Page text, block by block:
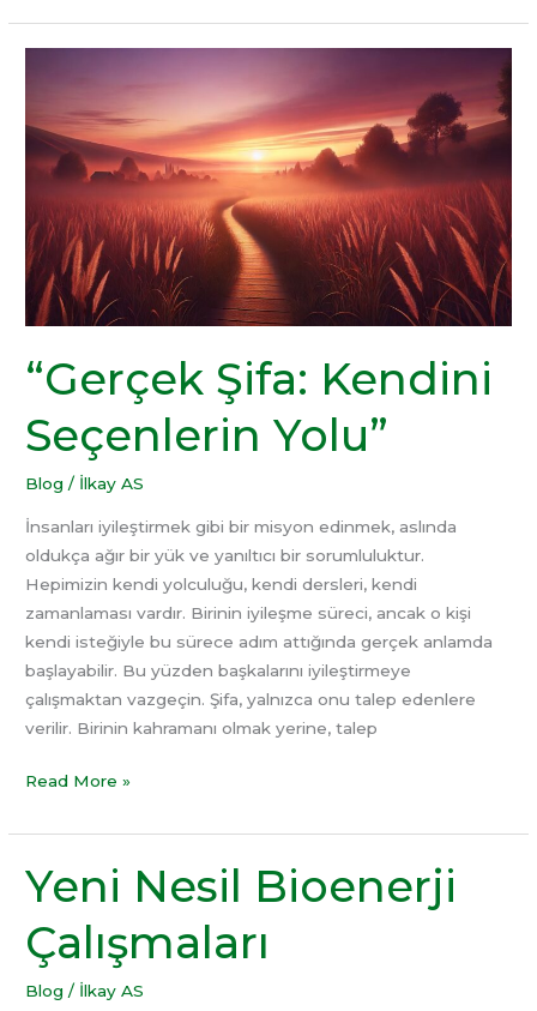
“Gerçek Şifa: Kendini
Seçenlerin Yolu”
Blog / İlkay AS
İnsanları iyileştirmek gibi bir misyon edinmek, aslında
oldukça ağır bir yük ve yanıltıcı bir sorumluluktur.
Hepimizin kendi yolculuğu, kendi dersleri, kendi
zamanlaması vardır. Birinin iyileşme süreci, ancak o kişi
kendi isteğiyle bu sürece adım attığında gerçek anlamda
başlayabilir. Bu yüzden başkalarını iyileştirmeye
çalışmaktan vazgeçin. Şifa, yalnızca onu talep edenlere
verilir. Birinin kahramanı olmak yerine, talep
Kendini
Seçenlerin
Yolu”
Read More »
Yeni Nesil Bioenerji
Çalışmaları
Blog / İlkay AS
Yeni
Nesil
Bioenerji
Çalışmaları